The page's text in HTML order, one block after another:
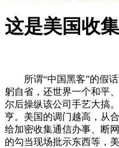
这是美国收
所谓“中国黑客”的假话
躬自省，还世界一个和平
尔后操纵该公司手艺大搞
亨。美国的调门越高，从
给加密收集通信办事、断
的勾当现场批示东西等，